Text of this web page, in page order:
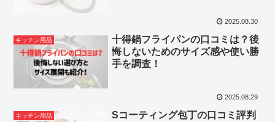
2025.08.30
キッチン用品
十得鍋フライパンの口コミは？後
悔しないためのサイズ感や使い勝
手を調査！
2025.08.29
キッチン用品
Sコーティング包丁の口コミ評判